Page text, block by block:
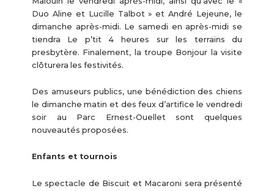
Duo Aline et Lucille Talbot » et André Lejeune, le
dimanche après-midi. Le samedi en après-midi se
tiendra Le p’tit 4 heures sur les terrains du
presbytère. Finalement, la troupe Bonjour la visite
clôturera les festivités.
Des amuseurs publics, une bénédiction des chiens
le dimanche matin et des feux d’artifice le vendredi
soir au Parc Ernest-Ouellet sont quelques
nouveautés proposées.
Enfants et tournois
Le spectacle de Biscuit et Macaroni sera présenté